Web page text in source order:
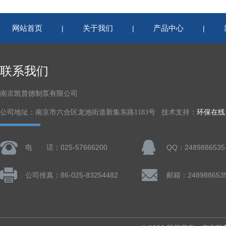
网站首页 | 关于我们 | 产品中心 |
联系我们
南京凯普德制泵有限公司
公司地址：南京市六合区龙池街道新集东路1183号 技术支持： 环保在线
电 话：025-57666200 QQ：2489886535
公司传真：86-025-83254482 邮箱：